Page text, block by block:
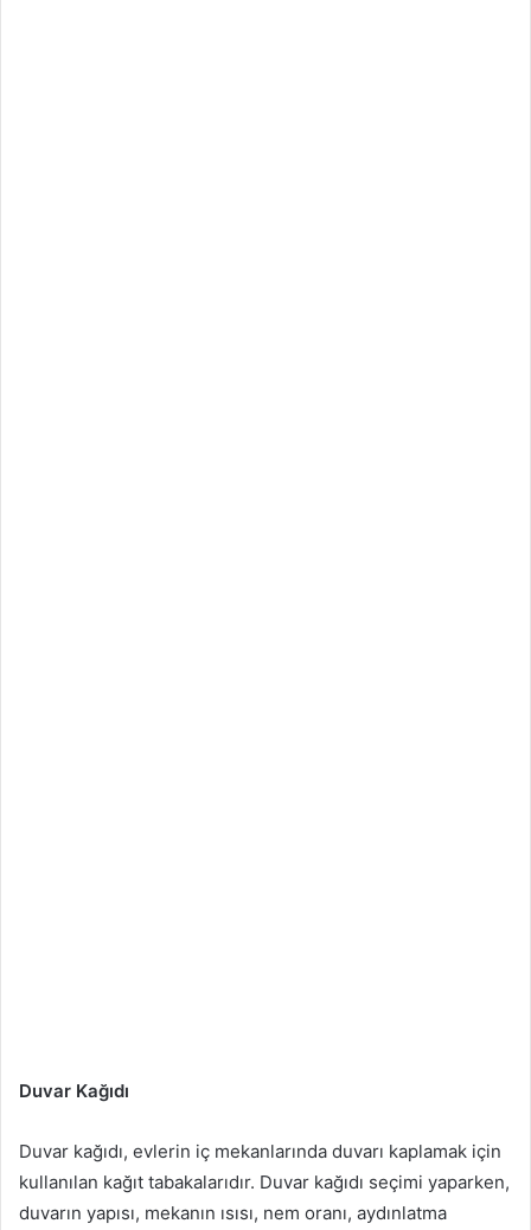
Duvar Kağıdı
Duvar kağıdı, evlerin iç mekanlarında duvarı kaplamak için
kullanılan kağıt tabakalarıdır. Duvar kağıdı seçimi yaparken,
duvarın yapısı, mekanın ısısı, nem oranı, aydınlatma